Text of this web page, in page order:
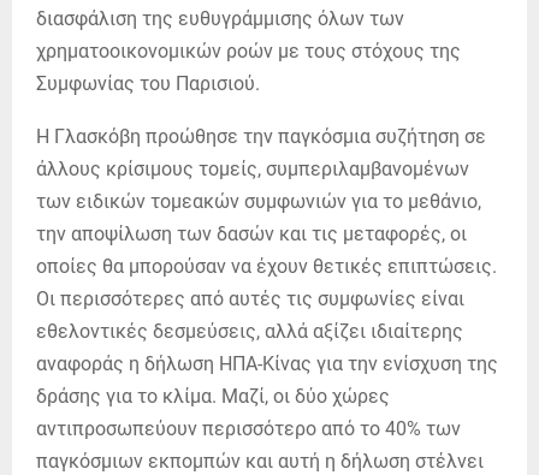
διασφάλιση της ευθυγράμμισης όλων των
χρηματοοικονομικών ροών με τους στόχους της
Συμφωνίας του Παρισιού.
Η Γλασκόβη προώθησε την παγκόσμια συζήτηση σε
άλλους κρίσιμους τομείς, συμπεριλαμβανομένων
των ειδικών τομεακών συμφωνιών για το μεθάνιο,
την αποψίλωση των δασών και τις μεταφορές, οι
οποίες θα μπορούσαν να έχουν θετικές επιπτώσεις.
Οι περισσότερες από αυτές τις συμφωνίες είναι
εθελοντικές δεσμεύσεις, αλλά αξίζει ιδιαίτερης
αναφοράς η δήλωση ΗΠΑ-Κίνας για την ενίσχυση της
δράσης για το κλίμα. Μαζί, οι δύο χώρες
αντιπροσωπεύουν περισσότερο από το 40% των
παγκόσμιων εκπομπών και αυτή η δήλωση στέλνει